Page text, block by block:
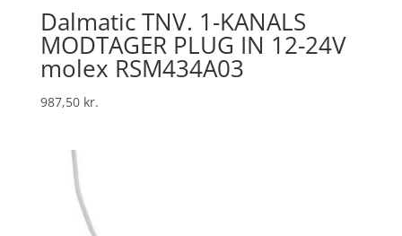
Dalmatic TNV. 1-KANALS
MODTAGER PLUG IN 12-24V
molex RSM434A03
987,50 kr.